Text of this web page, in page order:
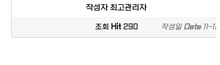
작성자최고관리자
조회 Hit290 작성일Date11-11